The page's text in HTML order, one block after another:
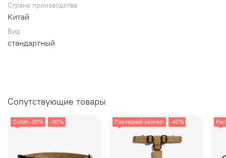
Страна производства
Китай
Вид
стандартный
Сопутствующие товары
Outlet -30% -30% Последний размер! -40%